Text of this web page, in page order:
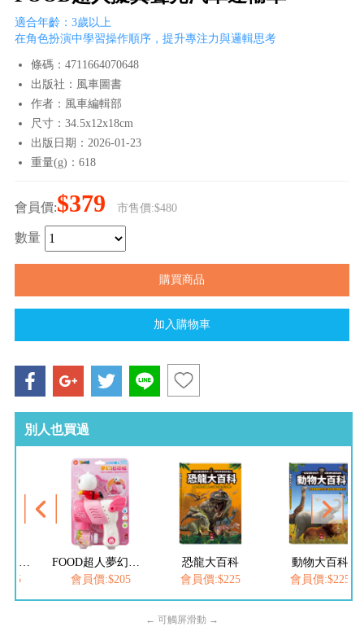
適合年齡：3歲以上
在角色扮演中學習操作順序，提升專注力與邏輯思考
條碼：4711664070648
出版社：風車圖書
作者：風車編輯部
尺寸：34.5x12x18cm
出版日期：2026-01-23
重量(g)：618
會員價:$379 市售價:$480
數量
別人也買過
會員價:$205
恐龍大百科
會員價:$225
動物大百科
會員價:$225
← 可觸屏滑動 →